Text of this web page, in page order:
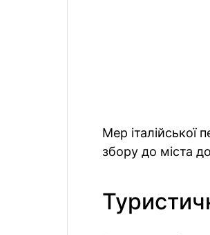
Мер італійської
збору до міста